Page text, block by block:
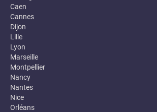
Caen
Cannes
Dijon
Lille
Lyon
Marseille
Montpellier
Nancy
Nantes
Nice
Orléans